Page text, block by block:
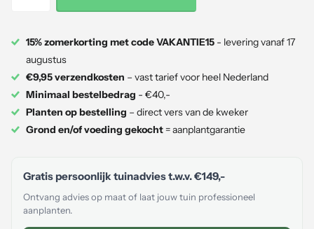
15% zomerkorting met code VAKANTIE15 - levering vanaf 17
augustus
€9,95 verzendkosten – vast tarief voor heel Nederland
Minimaal bestelbedrag - €40,-
Planten op bestelling – direct vers van de kweker
Grond en/of voeding gekocht= aanplantgarantie
Gratis persoonlijk tuinadvies t.w.v.€149,-
Ontvang advies op maat of laat jouw tuin professioneel
aanplanten.